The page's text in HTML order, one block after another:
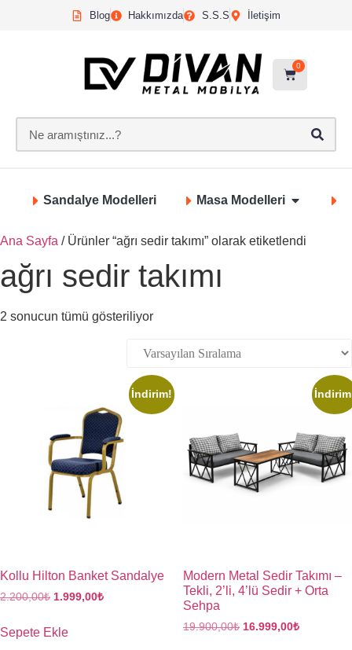
Blog Hakkımızda S.S.S İletişim
0
Sandalye Modelleri Masa Modelleri
Ana Sayfa / Ürünler “ağrı sedir takımı” olarak etiketlendi
ağrı sedir takımı
2 sonucun tümü gösteriliyor
İndirim!
Kollu Hilton Banket Sandalye
2.200,00₺ 1.999,00₺
Sepete Ekle
Modern Metal Sedir Takımı –
Tekli, 2’li, 4’lü Sedir + Orta
Sehpa
19.900,00₺ 16.999,00₺